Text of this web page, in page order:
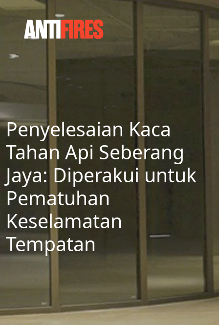
Penyelesaian Kaca
Tahan Api Seberang
Jaya: Diperakui untuk
Pematuhan
Keselamatan
Tempatan